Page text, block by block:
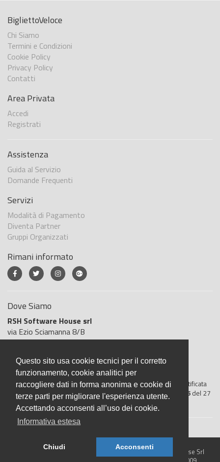
Questo sito usa cookie tecnici per il corretto
funzionamento, cookie analitici per
raccogliere dati in forma anonima e cookie di
terze parti per migliorare l'esperienza utente.
Accettando acconsenti all’uso dei cookie.
Informativa estesa
Chiudi Acconsenti
BigliettoVeloce
Chi Siamo
Termini e Condizioni
Cookie Policy
Privacy Policy
Contatti
Area Privata
Accedi
Registrati
Assistenza
Guida al Servizio
Domande Frequenti
Servizi
Modalità di Pagamento
Diventa Partner
Gruppi Organizzati
Rimani informato
Dove Siamo
RSH Software House srl
via Ezio Sciamanna 8/B
00168 Roma
Italia
BigliettoVeloce è basato sulla piattaforma"GeSiFi ver 1.5"
certificata
dall’Agenzia delle Entrate con protocollo numero2021/103896 del 27
aprile 2021
© 2026 BigliettoVeloce.it - È un prodotto R.S.H. Software House Srl